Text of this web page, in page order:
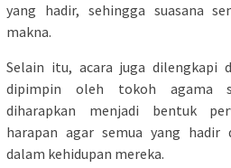
yang hadir, sehingga suasana
makna.
Selain itu, acara juga dilengkapi
dipimpin oleh tokoh agama
diharapkan menjadi bentuk
harapan agar semua yang hadir
dalam kehidupan mereka.